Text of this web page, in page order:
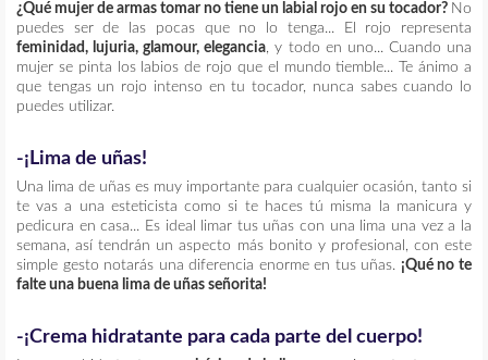
¿Qué mujer de armas tomar no tiene un labial rojo en su tocador? No
puedes ser de las pocas que no lo tenga... El rojo representa
feminidad, lujuria, glamour, elegancia, y todo en uno... Cuando una
mujer se pinta los labios de rojo que el mundo tiemble... Te ánimo a
que tengas un rojo intenso en tu tocador, nunca sabes cuando lo
puedes utilizar.
-¡Lima de uñas!
Una lima de uñas es muy importante para cualquier ocasión, tanto si
te vas a una esteticista como si te haces tú misma la manicura y
pedicura en casa... Es ideal limar tus uñas con una lima una vez a la
semana, así tendrán un aspecto más bonito y profesional, con este
simple gesto notarás una diferencia enorme en tus uñas. ¡Qué no te
falte una buena lima de uñas señorita!
-¡Crema hidratante para cada parte del cuerpo!